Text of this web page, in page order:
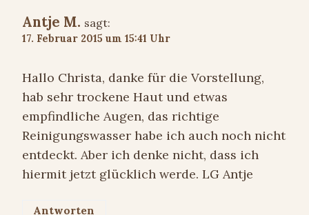
Antje M. sagt:
17. Februar 2015 um 15:41 Uhr
Hallo Christa, danke für die Vorstellung,
hab sehr trockene Haut und etwas
empfindliche Augen, das richtige
Reinigungswasser habe ich auch noch nicht
entdeckt. Aber ich denke nicht, dass ich
hiermit jetzt glücklich werde. LG Antje
Antworten